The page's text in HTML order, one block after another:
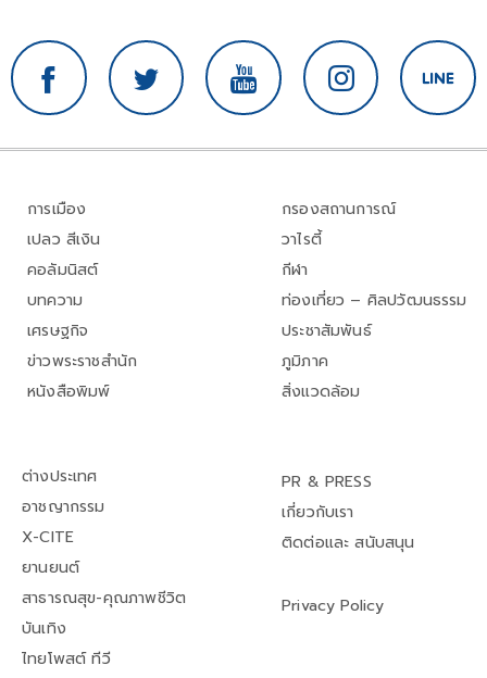
การเมือง
เปลว สีเงิน
คอลัมนิสต์
บทความ
เศรษฐกิจ
ข่าวพระราชสำนัก
หนังสือพิมพ์
กรองสถานการณ์
วาไรตี้
กีฬา
ท่องเที่ยว – ศิลปวัฒนธรรม
ประชาสัมพันธ์
ภูมิภาค
สิ่งแวดล้อม
ต่างประเทศ
อาชญากรรม
X-CITE
ยานยนต์
สาธารณสุข-คุณภาพชีวิต
บันเทิง
ไทยโพสต์ ทีวี
PR & PRESS
เกี่ยวกับเรา
ติดต่อและ สนับสนุน
Privacy Policy